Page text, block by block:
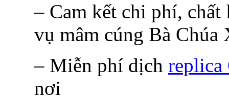
– Cam kết chi phí,
vụ mâm cúng Bà Chúa
– Miễn phí dịch replica
nơi